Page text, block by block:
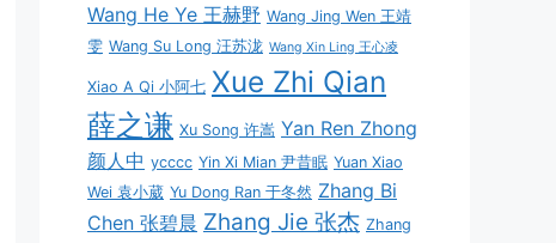
Wang He Ye 王赫野 Wang Jing Wen 王靖
雯 Wang Su Long 汪苏泷 Wang Xin Ling 王心凌
Xiao A Qi 小阿七 Xue Zhi Qian
薛之谦 Xu Song 许嵩 Yan Ren Zhong
颜人中 ycccc Yin Xi Mian 尹昔眠 Yuan Xiao
Wei 袁小葳 Yu Dong Ran 于冬然 Zhang Bi
Chen 张碧晨 Zhang Jie 张杰 Zhang